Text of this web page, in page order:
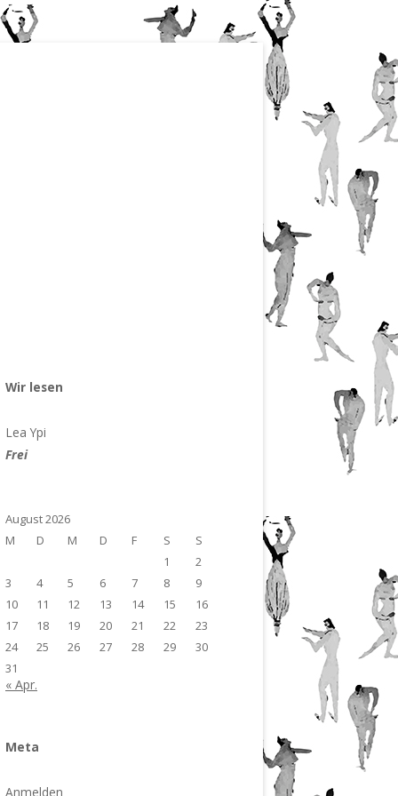
Wir lesen
Lea Ypi
Frei
August 2026
M
D M D F S
S
1
2
3
4 5 6 7 8
9
10
11 12 13 14 15
16
17
18 19 20 21 22
23
24
25 26 27 28 29
30
31
« Apr.
Meta
Anmelden